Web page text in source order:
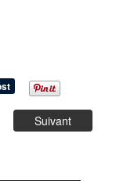
Suivant